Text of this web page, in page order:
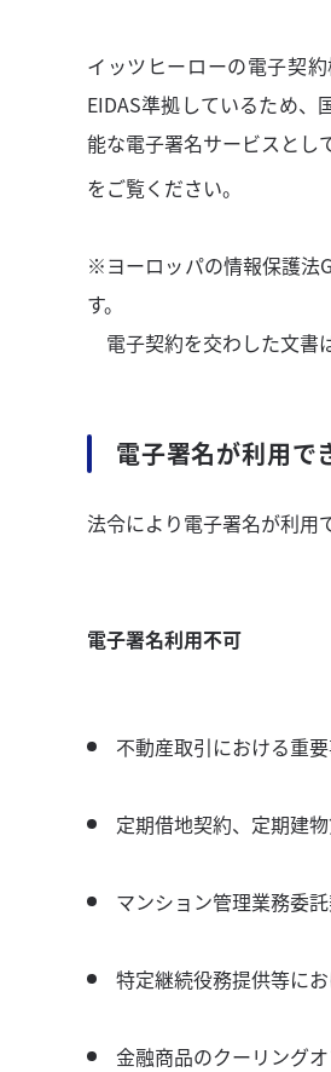
イッツヒーローの電子契
EIDAS準拠しているため、
能な電子署名サービスとし
をご覧ください。
※ヨーロッパの情報保護法
す。
電子契約を交わした文書
電⼦署名が利⽤で
法令により電⼦署名が利⽤
電子署名利用不可
不動産取引における重
定期借地契約、定期建
マンション管理業務委
特定継続役務提供等に
金融商品のクーリング